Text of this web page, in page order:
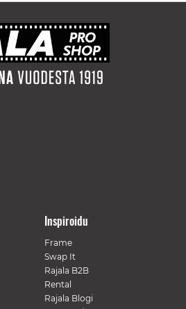
Inspiroidu
Frame
Swap It
Rajala B2B
Rental
Rajala Blogi